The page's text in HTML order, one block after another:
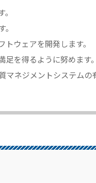
ウェアを開発します。
を得るように努めます。
ネジメントシステムの